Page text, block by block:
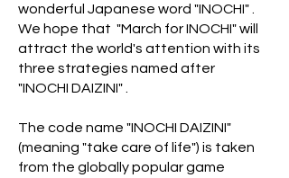
wonderful Japanese word "INOCHI" .
We hope that "March for INOCHI" will
attract the world's attention with its
three strategies named after
"INOCHI DAIZINI" .
The code name "INOCHI DAIZINI"
(meaning "take care of life") is taken
from the globally popular game